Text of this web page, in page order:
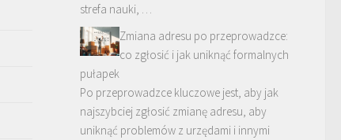
strefa nauki, …
Zmiana adresu po przeprowadzce:
co zgłosić i jak uniknąć formalnych
pułapek
Po przeprowadzce kluczowe jest, aby jak
najszybciej zgłosić zmianę adresu, aby
uniknąć problemów z urzędami i innymi